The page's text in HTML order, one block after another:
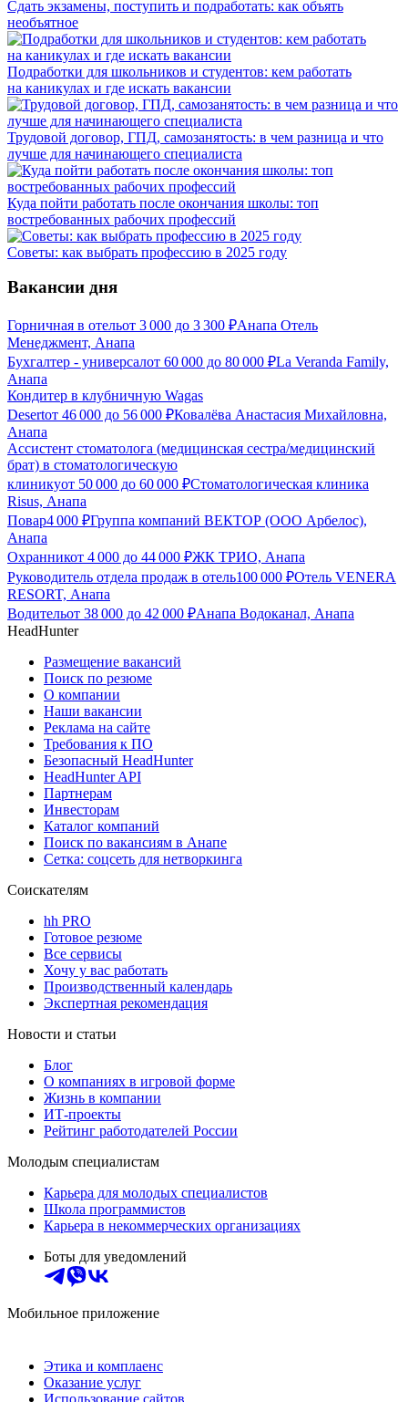
Сдать экзамены, поступить и подработать: как объять
необъятное
Подработки для школьников и студентов: кем работать
на каникулах и где искать вакансии
Трудовой договор, ГПД, самозанятость: в чем разница и что
лучше для начинающего специалиста
Куда пойти работать после окончания школы: топ
востребованных рабочих профессий
Советы: как выбрать профессию в 2025 году
Вакансии дня
Горничная в отельот 3 000 до 3 300 ₽Анапа Отель
Менеджмент, Анапа
Бухгалтер - универсалот 60 000 до 80 000 ₽La Veranda Family,
Анапа
Кондитер в клубничную Wagas
Desertот 46 000 до 56 000 ₽Ковалёва Анастасия Михайловна,
Анапа
Ассистент стоматолога (медицинская сестра/медицинский
брат) в стоматологическую
клиникуот 50 000 до 60 000 ₽Стоматологическая клиника
Risus, Анапа
Повар4 000 ₽Группа компаний ВЕКТОР (ООО Арбелос),
Анапа
Охранникот 4 000 до 44 000 ₽ЖК ТРИО, Анапа
Руководитель отдела продаж в отель100 000 ₽Отель VENERA
RESORT, Анапа
Водительот 38 000 до 42 000 ₽Анапа Водоканал, Анапа
HeadHunter
Размещение вакансий
Поиск по резюме
О компании
Наши вакансии
Реклама на сайте
Требования к ПО
Безопасный HeadHunter
HeadHunter API
Партнерам
Инвесторам
Каталог компаний
Поиск по вакансиям в Анапе
Сетка: соцсеть для нетворкинга
Соискателям
hh PRO
Готовое резюме
Все сервисы
Хочу у вас работать
Производственный календарь
Экспертная рекомендация
Новости и статьи
Блог
О компаниях в игровой форме
Жизнь в компании
ИТ-проекты
Рейтинг работодателей России
Молодым специалистам
Карьера для молодых специалистов
Школа программистов
Карьера в некоммерческих организациях
Боты для уведомлений
Мобильное приложение
Этика и комплаенс
Оказание услуг